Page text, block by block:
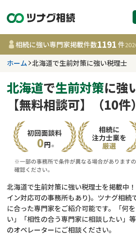
相
す
事務所
相談
相続
遺留
コラム
相続
相続に強い専門家掲載件数1191 件
ホーム 北海道で生前対策に強い税理士
北海道で生前対策に強
【無料相談可】（10件）
北海道で生前対策に強い税理士を掲載中
イン対応可の事務所もあり)。ツナグ相続
に合った専門家をご紹介可能です。「何
い」「相性の合う専門家に相談したい」
のオペレーターにご相談ください。